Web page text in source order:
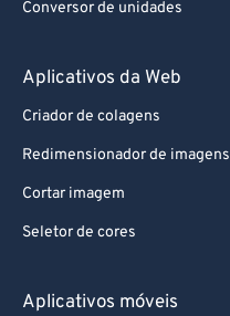
Conversor de unidades
Aplicativos da Web
Criador de colagens
Redimensionador de imagens
Cortar imagem
Seletor de cores
Aplicativos móveis